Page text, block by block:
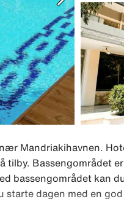
Mandriakihavnen.
Bassengområdet
bassengområdet kan
starte dagen med en